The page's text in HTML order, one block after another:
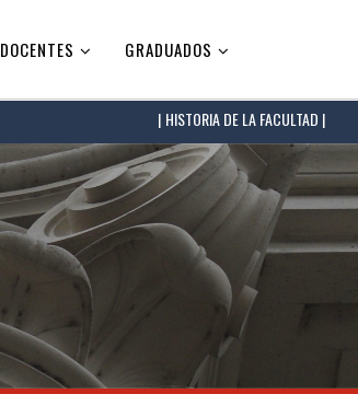
GRADUADOS
HISTORIA DE LA FACULTAD |